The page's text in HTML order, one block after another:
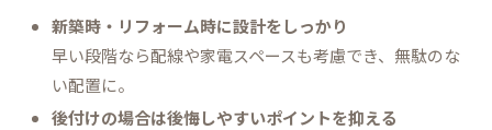
新築時・リフォーム時に設計をしっかり
早い段階なら配線や家電スペースも考慮でき、無駄のな
い配置に。
後付けの場合は後悔しやすいポイントを抑える